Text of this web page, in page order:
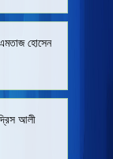
হোসেন
আলী